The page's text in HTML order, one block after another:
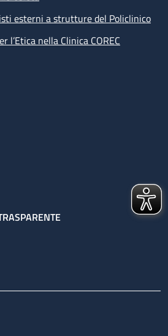
esterni a strutture del Policlinico
l’Etica nella Clinica COREC